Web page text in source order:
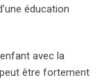
éducation
avec la
être fortement